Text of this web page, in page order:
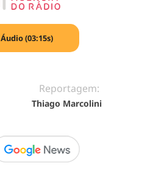
Áudio (03:15s)
Reportagem:
Thiago Marcolini